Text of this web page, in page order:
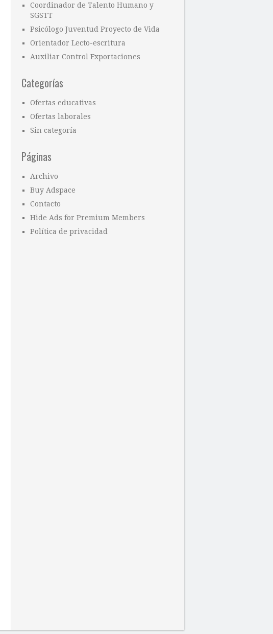
Coordinador de Talento Humano y
SGSTT
Psicólogo Juventud Proyecto de Vida
Orientador Lecto-escritura
Auxiliar Control Exportaciones
Categorías
Ofertas educativas
Ofertas laborales
Sin categoría
Páginas
Archivo
Buy Adspace
Contacto
Hide Ads for Premium Members
Política de privacidad